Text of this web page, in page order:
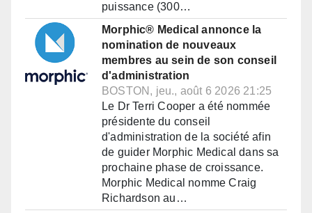
puissance (300…
Morphic® Medical annonce la
nomination de nouveaux
membres au sein de son conseil
d'administration
BOSTON, jeu., août 6 2026 21:25
Le Dr Terri Cooper a été nommée
présidente du conseil
d'administration de la société afin
de guider Morphic Medical dans sa
prochaine phase de croissance.
Morphic Medical nomme Craig
Richardson au…